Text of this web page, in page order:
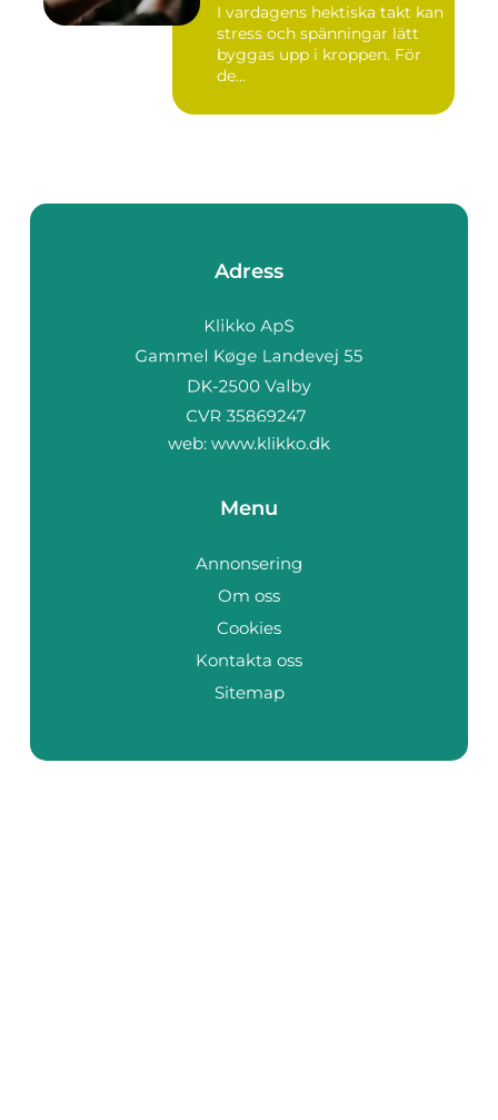
I vardagens hektiska takt kan
stress och spänningar lätt
byggas upp i kroppen. För
de...
Adress
web: www.klikko.dk
Menu
Annonsering
Om oss
Cookies
Kontakta oss
Sitemap